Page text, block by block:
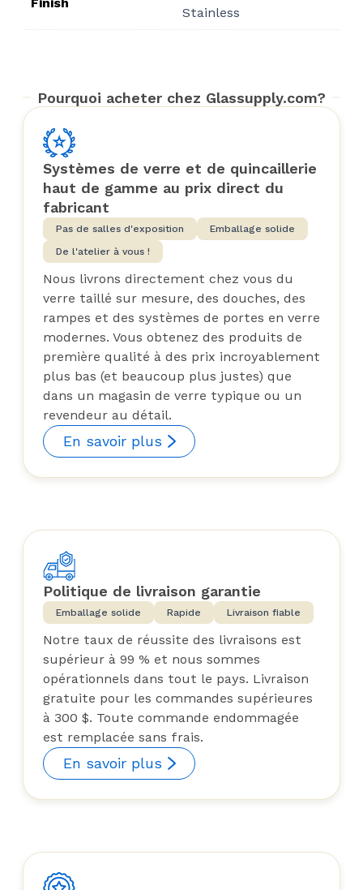
Stainless
Pourquoi acheter chez Glassupply.com?
Systèmes de verre et de quincaillerie
haut de gamme au prix direct du
fabricant
Pas de salles d'exposition
Emballage solide
De l'atelier à vous !
Nous livrons directement chez vous du
verre taillé sur mesure, des douches, des
rampes et des systèmes de portes en verre
modernes. Vous obtenez des produits de
première qualité à des prix incroyablement
plus bas (et beaucoup plus justes) que
dans un magasin de verre typique ou un
revendeur au détail.
En savoir plus
Politique de livraison garantie
Emballage solide Rapide Livraison fiable
Notre taux de réussite des livraisons est
supérieur à 99 % et nous sommes
opérationnels dans tout le pays. Livraison
gratuite pour les commandes supérieures
à 300 $. Toute commande endommagée
est remplacée sans frais.
En savoir plus